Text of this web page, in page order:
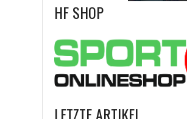
HF SHOP
LETZTE ARTIKEL